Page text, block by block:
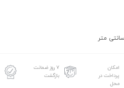
امکان
پرداخت در
محل
۷ روز ضمانت
بازگشت